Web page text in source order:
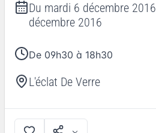
Du mardi 6 décembre 2016
décembre 2016
De 09h30 à 18h30
L'éclat De Verre